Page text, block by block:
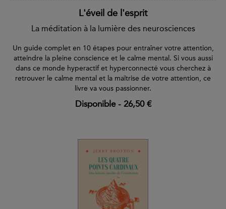
L'éveil de l'esprit
La méditation à la lumière des neurosciences
Un guide complet en 10 étapes pour entraîner votre attention,
atteindre la pleine conscience et le calme mental. Si vous aussi
dans ce monde hyperactif et hyperconnecté vous cherchez à
retrouver le calme mental et la maîtrise de votre attention, ce
livre va vous passionner.
Disponible- 26,50 €